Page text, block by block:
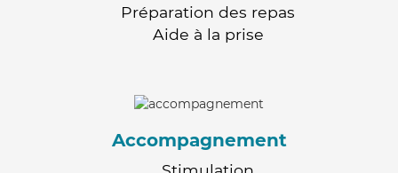
Préparation des repas
Aide à la prise
Accompagnement